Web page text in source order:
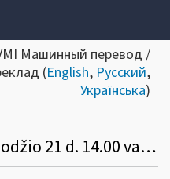
Машинный перевод /
(English, Русский,
Українська)
VMI prie FM 2023 m. gruodžio 21 d. 14.00 val. konkurso būdu parduoda valstybei perduotą transporto priemonę